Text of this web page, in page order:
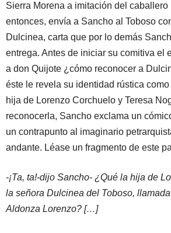
Sierra Morena a imitación del
entonces, envía a Sancho al Toboso
Dulcinea, carta que por lo demás
entrega. Antes de iniciar su comitiva el
a don Quijote ¿cómo reconocer a
éste le revela su identidad rústica
hija de Lorenzo Corchuelo y Teresa
reconocerla, Sancho exclama un
un contrapunto al imaginario
andante. Léase un fragmento de este
-¡Ta, ta!-dijo Sancho- ¿Qué la hija de
la señora Dulcinea del Toboso,
Aldonza Lorenzo? […]